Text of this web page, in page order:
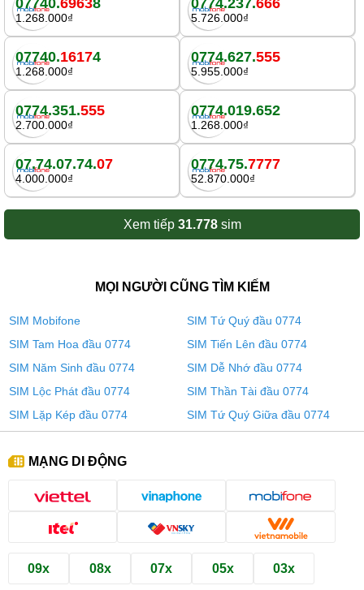
07740.69638
1.268.000₫
0774.237.666
5.726.000₫
07740.16174
1.268.000₫
0774.627.555
5.955.000₫
0774.351.555
2.700.000₫
0774.019.652
1.268.000₫
07.74.07.74.07
4.000.000₫
0774.75.7777
52.870.000₫
Xem tiếp 31.778sim
MỌI NGƯỜI CŨNG TÌM KIẾM
SIM Mobifone
SIM Tứ Quý đầu 0774
SIM Tam Hoa đầu 0774
SIM Tiến Lên đầu 0774
SIM Năm Sinh đầu 0774
SIM Dễ Nhớ đầu 0774
SIM Lộc Phát đầu 0774
SIM Thần Tài đầu 0774
SIM Lặp Kép đầu 0774
SIM Tứ Quý Giữa đầu 0774
MẠNG DI ĐỘNG
09x 08x 07x 05x 03x